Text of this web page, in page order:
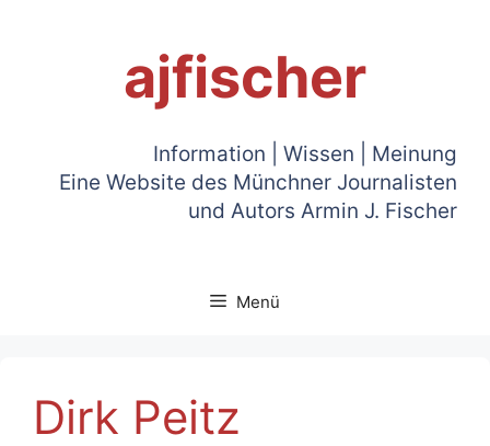
ajfischer
Information | Wissen | Meinung
Eine Website des Münchner Journalisten
und Autors Armin J. Fischer
Menü
Dirk Peitz